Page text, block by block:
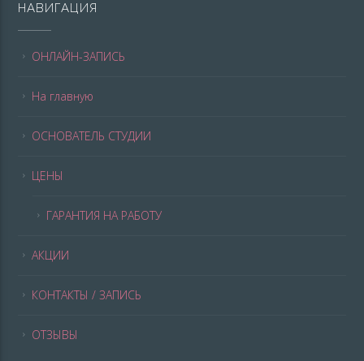
НАВИГАЦИЯ
ОНЛАЙН-ЗАПИСЬ
На главную
ОСНОВАТЕЛЬ СТУДИИ
ЦЕНЫ
ГАРАНТИЯ НА РАБОТУ
АКЦИИ
КОНТАКТЫ / ЗАПИСЬ
ОТЗЫВЫ